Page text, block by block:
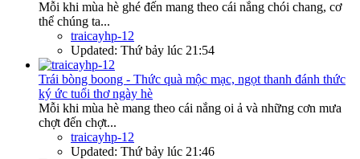
Mỗi khi mùa hè ghé đến mang theo cái nắng chói chang, cơ
thể chúng ta...
traicayhp-12
Updated: Thứ bảy lúc 21:54
Trái bòng boong - Thức quà mộc mạc, ngọt thanh đánh thức
ký ức tuổi thơ ngày hè
Mỗi khi mùa hè mang theo cái nắng oi ả và những cơn mưa
chợt đến chợt...
traicayhp-12
Updated: Thứ bảy lúc 21:46